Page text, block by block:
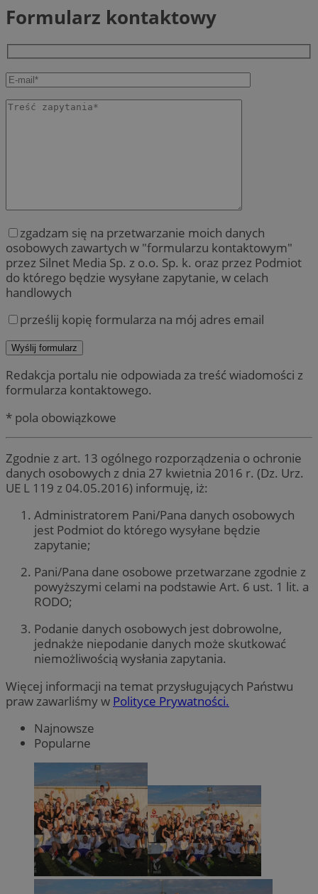
Formularz kontaktowy
zgadzam się na przetwarzanie moich danych
osobowych zawartych w "formularzu kontaktowym"
przez Silnet Media Sp. z o.o. Sp. k. oraz przez Podmiot
do którego będzie wysyłane zapytanie, w celach
handlowych
prześlij kopię formularza na mój adres email
Redakcja portalu nie odpowiada za treść wiadomości z
formularza kontaktowego.
* pola obowiązkowe
Zgodnie z art. 13 ogólnego rozporządzenia o ochronie
danych osobowych z dnia 27 kwietnia 2016 r. (Dz. Urz.
UE L 119 z 04.05.2016) informuję, iż:
Administratorem Pani/Pana danych osobowych
jest Podmiot do którego wysyłane będzie
zapytanie;
Pani/Pana dane osobowe przetwarzane zgodnie z
powyższymi celami na podstawie Art. 6 ust. 1 lit. a
RODO;
Podanie danych osobowych jest dobrowolne,
jednakże niepodanie danych może skutkować
niemożliwością wysłania zapytania.
Więcej informacji na temat przysługujących Państwu
praw zawarliśmy w Polityce Prywatności.
Najnowsze
Popularne